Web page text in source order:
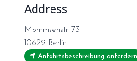
Address
Mommsenstr. 73
10629 Berlin
Anfahrtsbeschreibung anfordern